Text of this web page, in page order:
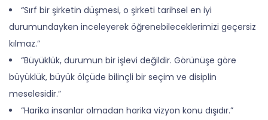
“Sırf bir şirketin düşmesi, o şirketi tarihsel en iyi
durumundayken inceleyerek öğrenebileceklerimizi geçersiz
kılmaz.”
“Büyüklük, durumun bir işlevi değildir. Görünüşe göre
büyüklük, büyük ölçüde bilinçli bir seçim ve disiplin
meselesidir.”
“Harika insanlar olmadan harika vizyon konu dışıdır.”